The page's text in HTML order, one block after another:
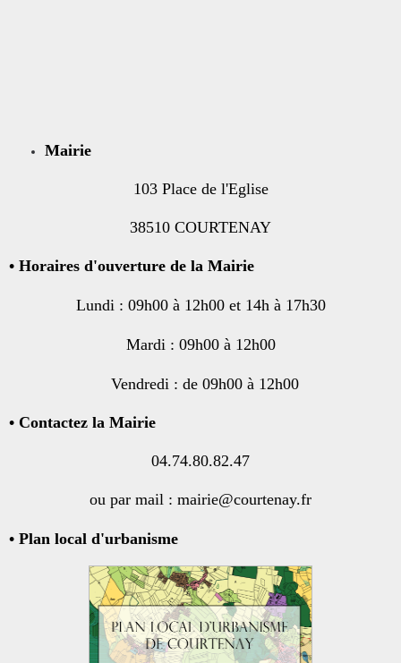
Mairie
103 Place de l'Eglise
38510 COURTENAY
• Horaires d'ouverture de la Mairie
Lundi : 09h00 à 12h00 et 14h à 17h30
Mardi : 09h00 à 12h00
Vendredi : de 09h00 à 12h00
• Contactez la Mairie
04.74.80.82.47
ou par mail : mairie@courtenay.fr
• Plan local d'urbanisme